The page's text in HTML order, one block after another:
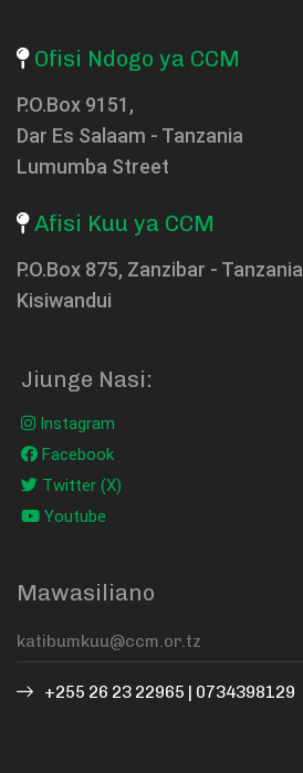
Ofisi Ndogo ya CCM
P.O.Box 9151,
Dar Es Salaam - Tanzania
Lumumba Street
Afisi Kuu ya CCM
P.O.Box 875, Zanzibar - Tanzania
Kisiwandui
Jiunge Nasi:
Instagram
Facebook
Twitter (X)
Youtube
Mawasiliano
+255 26 23 22965 | 0734398129